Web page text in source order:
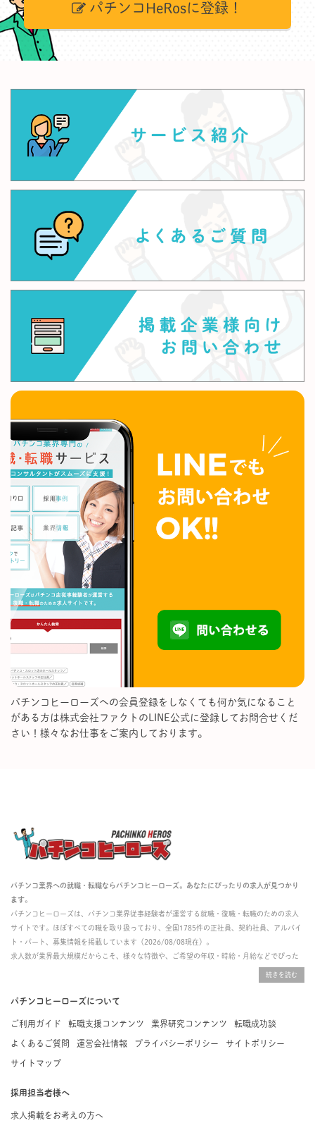
パチンコHeRosに登録！
パチンコヒーローズへの会員登録をしなくても何か気になること
がある方は株式会社ファクトのLINE公式に登録してお問合せくだ
さい！様々なお仕事をご案内しております。
パチンコ業界への就職・転職ならパチンコヒーローズ。あなたにぴったりの求人が見つかり
ます。
パチンコヒーローズは、パチンコ業界従事経験者が運営する就職・復職・転職のための求人
サイトです。ほぼすべての職を取り扱っており、全国1785件の正社員、契約社員、アルバイ
ト・パート、募集情報を掲載しています（2026/08/08現在）。
求人数が業界最大規模だからこそ、様々な特徴や、ご希望の年収・時給・月給などでぴった
掲載している求人は、すべて契約法人様から寄せられた正規の求人情報です。応募いただい
た内容はすぐに直接事業所に届くためスムーズに転職・復職できます。
パチンコヒーローズについて
ご利用ガイド 転職支援コンテンツ 業界研究コンテンツ 転職成功談
よくあるご質問 運営会社情報 プライバシーポリシー サイトポリシー
サイトマップ
採用担当者様へ
求人掲載をお考えの方へ